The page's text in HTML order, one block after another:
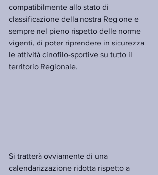
compatibilmente allo stato di
classificazione della nostra Regione e
sempre nel pieno rispetto delle norme
vigenti, di poter riprendere in sicurezza
le attività cinofilo-sportive su tutto il
territorio Regionale.
Si tratterà ovviamente di una
calendarizzazione ridotta rispetto a